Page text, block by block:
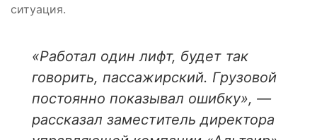
ситуация.
«Работал один лифт, будет так
говорить, пассажирский. Грузовой
постоянно показывал ошибку», —
рассказал заместитель директора